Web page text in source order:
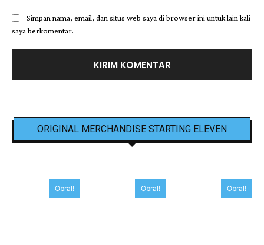
Simpan nama, email, dan situs web saya di browser ini untuk lain kali
saya berkomentar.
ORIGINAL MERCHANDISE STARTING ELEVEN
Obral! Obral! Obral!